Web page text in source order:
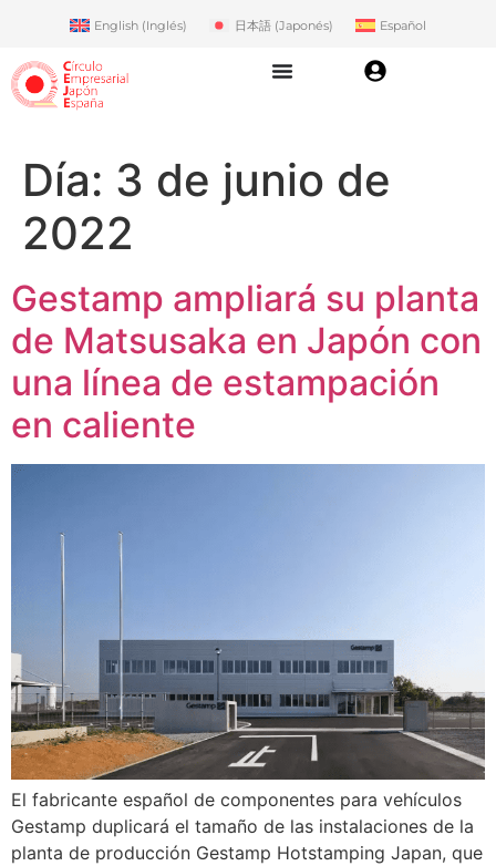
English (Inglés) 日本語(Japonés) Español
Día: 3 de junio de
2022
Gestamp ampliará su planta
de Matsusaka en Japón con
una línea de estampación
en caliente
El fabricante español de componentes para vehículos
Gestamp duplicará el tamaño de las instalaciones de la
planta de producción Gestamp Hotstamping Japan, que